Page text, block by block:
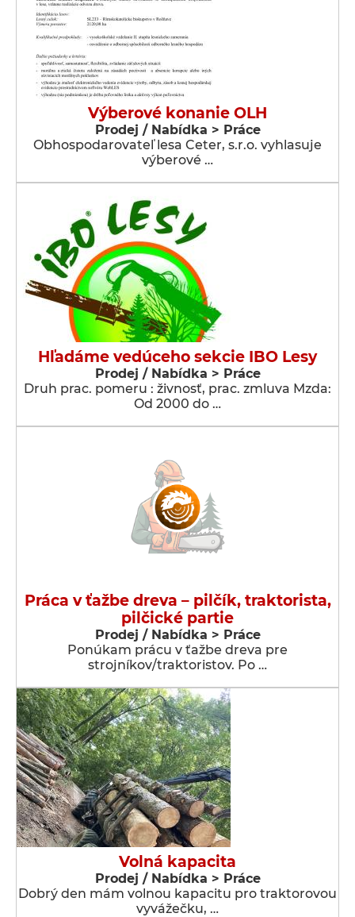
Výberové konanie OLH
Prodej / Nabídka > Práce
Obhospodarovateľ lesa Ceter, s.r.o. vyhlasuje
výberové …
Hľadáme vedúceho sekcie IBO Lesy
Prodej / Nabídka > Práce
Druh prac. pomeru : živnosť, prac. zmluva Mzda:
Od 2000 do …
Práca v ťažbe dreva – pilčík, traktorista,
pilčické partie
Prodej / Nabídka > Práce
Ponúkam prácu v ťažbe dreva pre
strojníkov/traktoristov. Po …
Volná kapacita
Prodej / Nabídka > Práce
Dobrý den mám volnou kapacitu pro traktorovou
vyvážečku, …